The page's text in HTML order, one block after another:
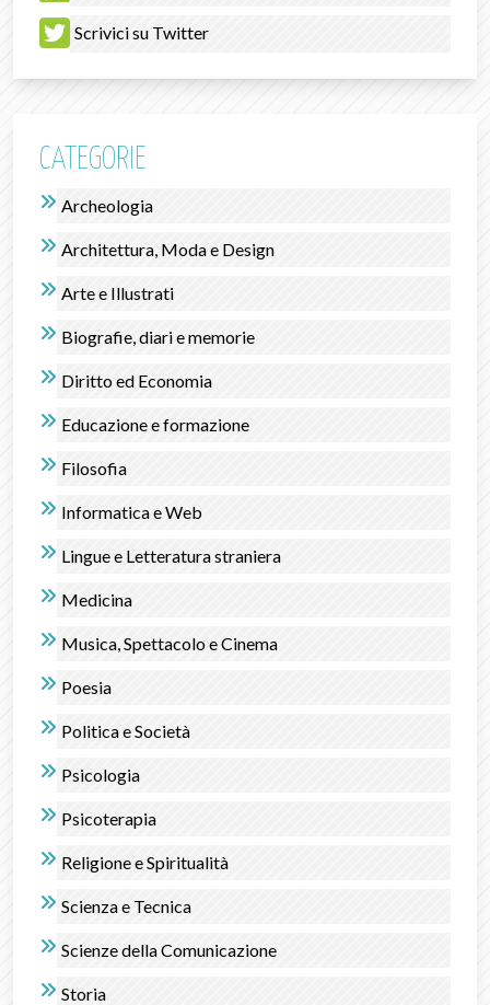
Scrivici su Twitter
CATEGORIE
Archeologia
Architettura, Moda e Design
Arte e Illustrati
Biografie, diari e memorie
Diritto ed Economia
Educazione e formazione
Filosofia
Informatica e Web
Lingue e Letteratura straniera
Medicina
Musica, Spettacolo e Cinema
Poesia
Politica e Società
Psicologia
Psicoterapia
Religione e Spiritualità
Scienza e Tecnica
Scienze della Comunicazione
Storia